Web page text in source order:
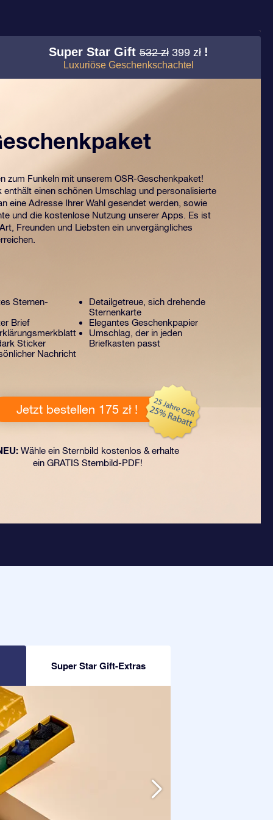
Super Star Gift532 zł 399 zł !
Luxuriöse Geschenkschachtel
zum Funkeln mit unserem OSR-Geschenkpaket!
enthält einen schönen Umschlag und personalisierte
eine Adresse Ihrer Wahl gesendet werden, sowie
und die kostenlose Nutzung unserer Apps. Es ist
Freunden und Liebsten ein unvergängliches
Sternen-
Brief
Sticker
Nachricht
Detailgetreue, sich drehende
Sternenkarte
Elegantes Geschenkpapier
Umschlag, der in jeden
Briefkasten passt
Jetzt bestellen 175 zł !
Wähle ein Sternbild kostenlos & erhalte
ein GRATIS Sternbild-PDF!
Super Star Gift-Extras